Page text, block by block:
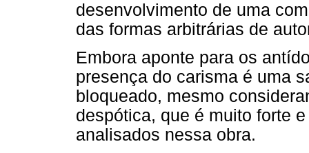
desenvolvimento de uma
das formas arbitrárias de
Embora aponte para os
presença do carisma é uma
bloqueado, mesmo
despótica, que é muito forte
analisados nessa obra.